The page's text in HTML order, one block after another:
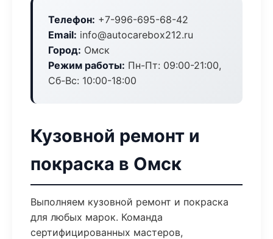
Телефон: +7-996-695-68-42
Email: info@autocarebox212.ru
Город: Омск
Режим работы: Пн-Пт: 09:00-21:00,
Сб-Вс: 10:00-18:00
Кузовной ремонт и
покраска в Омск
Выполняем кузовной ремонт и покраска
для любых марок. Команда
сертифицированных мастеров,